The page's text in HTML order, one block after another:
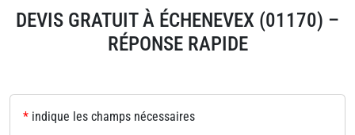
DEVIS GRATUIT À ÉCHENEVEX (01170) –
RÉPONSE RAPIDE
* indique les champs nécessaires